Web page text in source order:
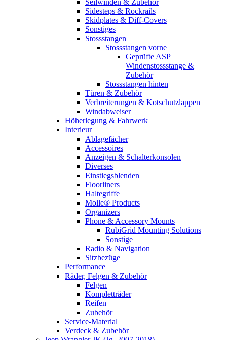
Sidesteps & Rockrails
Skidplates & Diff-Covers
Sonstiges
Stossstangen
Stossstangen vorne
Geprüfte ASP
Windenstossstange &
Zubehör
Stossstangen hinten
Türen & Zubehör
Verbreiterungen & Kotschutzlappen
Windabweiser
Höherlegung & Fahrwerk
Interieur
Ablagefächer
Accessoires
Anzeigen & Schalterkonsolen
Diverses
Einstiegsblenden
Floorliners
Haltegriffe
Molle® Products
Organizers
Phone & Accessory Mounts
RubiGrid Mounting Solutions
Sonstige
Radio & Navigation
Sitzbezüge
Performance
Räder, Felgen & Zubehör
Felgen
Kompletträder
Reifen
Zubehör
Service-Material
Verdeck & Zubehör